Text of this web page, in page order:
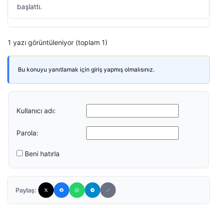
başlattı.
1 yazı görüntüleniyor (toplam 1)
Bu konuyu yanıtlamak için giriş yapmış olmalısınız.
Kullanıcı adı:
Parola:
Beni hatırla
Paylaş: